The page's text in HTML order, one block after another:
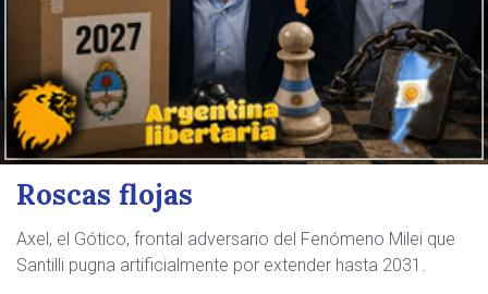
Roscas flojas
Axel, el Gótico, frontal adversario del Fenómeno Milei que
Santilli pugna artificialmente por extender hasta 2031.